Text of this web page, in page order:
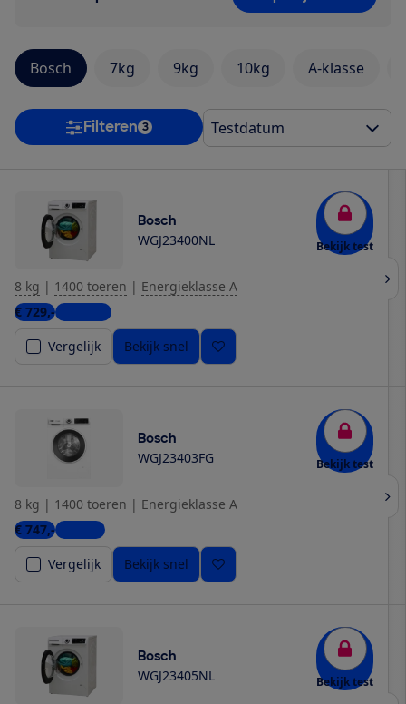
Bosch 7kg 9kg 10kg A-klasse
Filteren 3
Bosch
WGJ23400NL Bekijk test
8 kg | 1400 toeren | Energieklasse A
€ 729,-5 winkels
Vergelijk
Bekijk snel
Bosch
WGJ23403FG Bekijk test
8 kg | 1400 toeren | Energieklasse A
€ 747,-1 winkel
Vergelijk
Bekijk snel
Bosch
WGJ23405NL Bekijk test